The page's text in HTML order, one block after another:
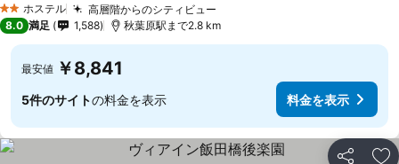
2 ホテルのランク
ホステル 高層階からのシティビュー
8.0 満足 1,588 秋葉原駅まで2.8 km
最安値 ￥8,841
5件のサイトの料金を表示 料金を表示